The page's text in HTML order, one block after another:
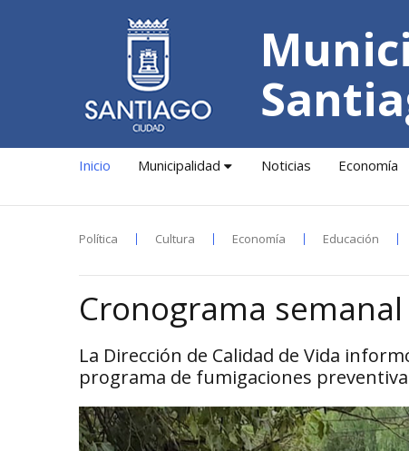
Inicio Municipalidad Noticias Economía
Política Cultura Economía Educación
Cronograma
La Dirección de Calidad de Vida
programa de fumigaciones